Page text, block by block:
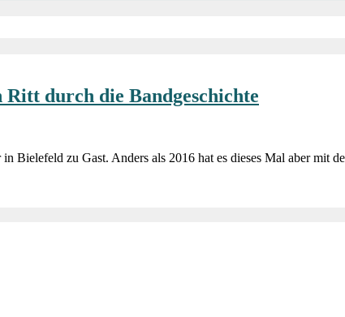
durch die Bandgeschichte
Bielefeld zu Gast. Anders als 2016 hat es dieses Mal aber mit